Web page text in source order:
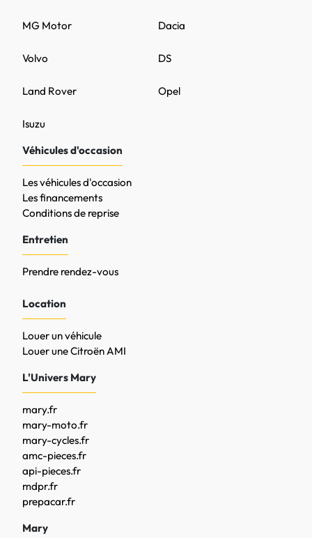
DS
MG Motor
Opel
Volvo
Land Rover
Dacia
Isuzu
Véhicules d'occasion
Les véhicules d'occasion
Les financements
Conditions de reprise
Entretien
Prendre rendez-vous
Location
Louer un véhicule
Louer une Citroën AMI
L'Univers Mary
mary.fr
mary-moto.fr
mary-cycles.fr
amc-pieces.fr
api-pieces.fr
mdpr.fr
prepacar.fr
Mary